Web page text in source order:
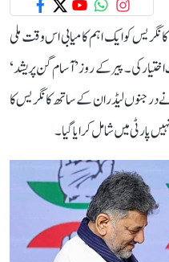
کو ایک اہم کامیابی اس وقت ملی
کی۔ پیر کے روز ’آسام گن پریشد‘
درجنوں لیڈران کے ساتھ کانگریس کا
پارٹی میں شامل کرایا گیا۔